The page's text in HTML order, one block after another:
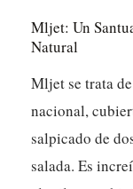
Mljet: Un
Natural
Mljet se trata
nacional,
salpicado de
salada. Es